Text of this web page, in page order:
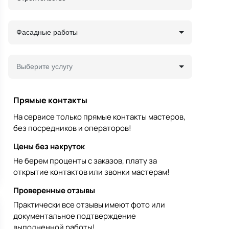
Фасадные работы
Выберите услугу
Прямые контакты
На сервисе только прямые контакты мастеров,
без посредников и операторов!
Цены без накруток
Не берем проценты с заказов, плату за
открытие контактов или звонки мастерам!
Проверенные отзывы
Практически все отзывы имеют фото или
документальное подтверждение